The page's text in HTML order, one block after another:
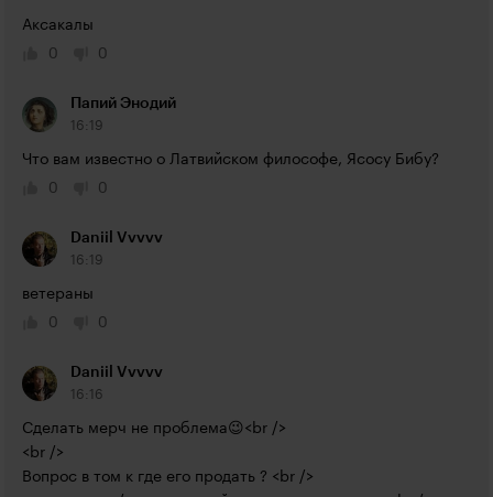
Аксакалы
0
0
Папий Энодий
16:19
Что вам известно о Латвийском философе, Ясосу Бибу?
0
0
Daniil Vvvvv
16:19
ветераны
0
0
Daniil Vvvvv
16:16
Сделать мерч не проблема😉<br />
<br />
Вопрос в том к где его продать ? <br />